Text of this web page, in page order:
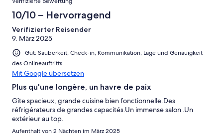
10/10 – Hervorragend
Verifizierter Reisender
9. März 2025
Gut: Sauberkeit, Check-in, Kommunikation, Lage und Genauigkeit
des Onlineauftritts
Mit Google übersetzen
Plus qu'une longère, un havre de paix
Gîte spacieux, grande cuisine bien fonctionnelle.Des
réfrigérateurs de grandes capacités.Un immense salon .Un
extérieur au top.
Aufenthalt von 2 Nächten im März 2025